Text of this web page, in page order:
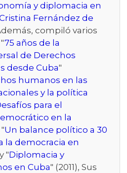
y diplomacia en
Fernández de
compiló varios
75 años de la
de Derechos
desde Cuba"
humanos en las
y la política
para el
en la
Un balance político a 30
la democracia en
"Diplomacia y
en Cuba" (2011), Sus